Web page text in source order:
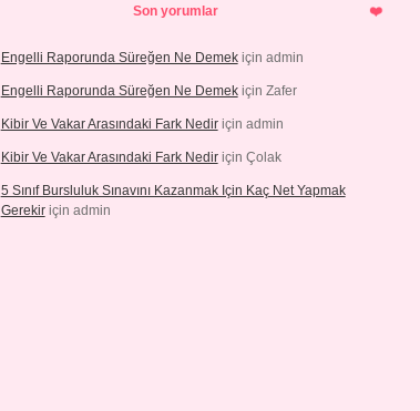
Son yorumlar
Engelli Raporunda Süreğen Ne Demekiçin admin
Engelli Raporunda Süreğen Ne Demekiçin Zafer
Kibir Ve Vakar Arasındaki Fark Nediriçin admin
Kibir Ve Vakar Arasındaki Fark Nediriçin Çolak
5 Sınıf Bursluluk Sınavını Kazanmak Için Kaç Net Yapmak
Gerekiriçin admin